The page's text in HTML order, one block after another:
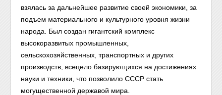
взялась за дальнейшее развитие своей экономики, за
подъем материального и культурного уровня жизни
народа. Был создан гигантский комплекс
высокоразвитых промышленных,
сельскохозяйственных, транспортных и других
производств, всецело базирующихся на достижениях
науки и техники, что позволило СССР стать
могущественной державой мира.